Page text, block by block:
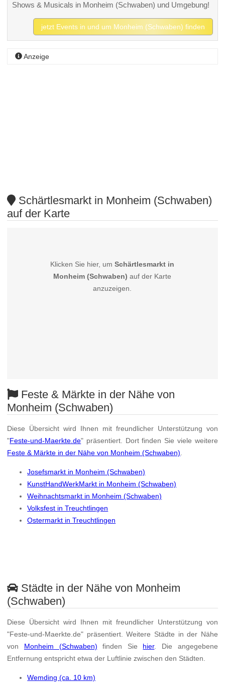
Shows & Musicals in Monheim (Schwaben) und Umgebung!
jetzt Events in und um Monheim (Schwaben) finden
Anzeige
Schärtlesmarkt in Monheim (Schwaben)
auf der Karte
Klicken Sie hier, umSchärtlesmarkt in
Monheim (Schwaben) auf der Karte
anzuzeigen.
Feste & Märkte in der Nähe von
Monheim (Schwaben)
Diese Übersicht wird Ihnen mit freundlicher Unterstützung von
"Feste-und-Maerkte.de" präsentiert. Dort finden Sie viele weitere
Feste & Märkte in der Nähe von Monheim (Schwaben)
Josefsmarkt in Monheim (Schwaben)
KunstHandWerkMarkt in Monheim (Schwaben)
Weihnachtsmarkt in Monheim (Schwaben)
Volksfest in Treuchtlingen
Ostermarkt in Treuchtlingen
Städte in der Nähe von Monheim
(Schwaben)
Diese Übersicht wird Ihnen mit freundlicher Unterstützung von
"Feste-und-Maerkte.de" präsentiert. Weitere Städte in der Nähe
von Monheim (Schwaben) finden Sie hier. Die angegebene
Entfernung entspricht etwa der Luftlinie zwischen den Städten.
Wemding (ca. 10 km)